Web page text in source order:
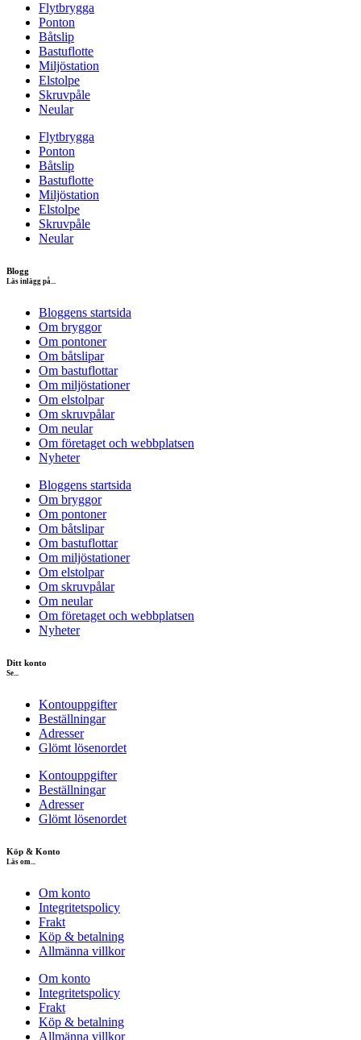
Flytbrygga
Ponton
Båtslip
Bastuflotte
Miljöstation
Elstolpe
Skruvpåle
Neular
Flytbrygga
Ponton
Båtslip
Bastuflotte
Miljöstation
Elstolpe
Skruvpåle
Neular
Blogg
Läs inlägg på...
Bloggens startsida
Om bryggor
Om pontoner
Om båtslipar
Om bastuflottar
Om miljöstationer
Om elstolpar
Om skruvpålar
Om neular
Om företaget och webbplatsen
Nyheter
Bloggens startsida
Om bryggor
Om pontoner
Om båtslipar
Om bastuflottar
Om miljöstationer
Om elstolpar
Om skruvpålar
Om neular
Om företaget och webbplatsen
Nyheter
Ditt konto
Se...
Kontouppgifter
Beställningar
Adresser
Glömt lösenordet
Kontouppgifter
Beställningar
Adresser
Glömt lösenordet
Köp & Konto
Läs om...
Om konto
Integritetspolicy
Frakt
Köp & betalning
Allmänna villkor
Om konto
Integritetspolicy
Frakt
Köp & betalning
Allmänna villkor